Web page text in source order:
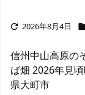
 2026年8月4日
信州中山高原の
ば畑 2026年見
県大町市